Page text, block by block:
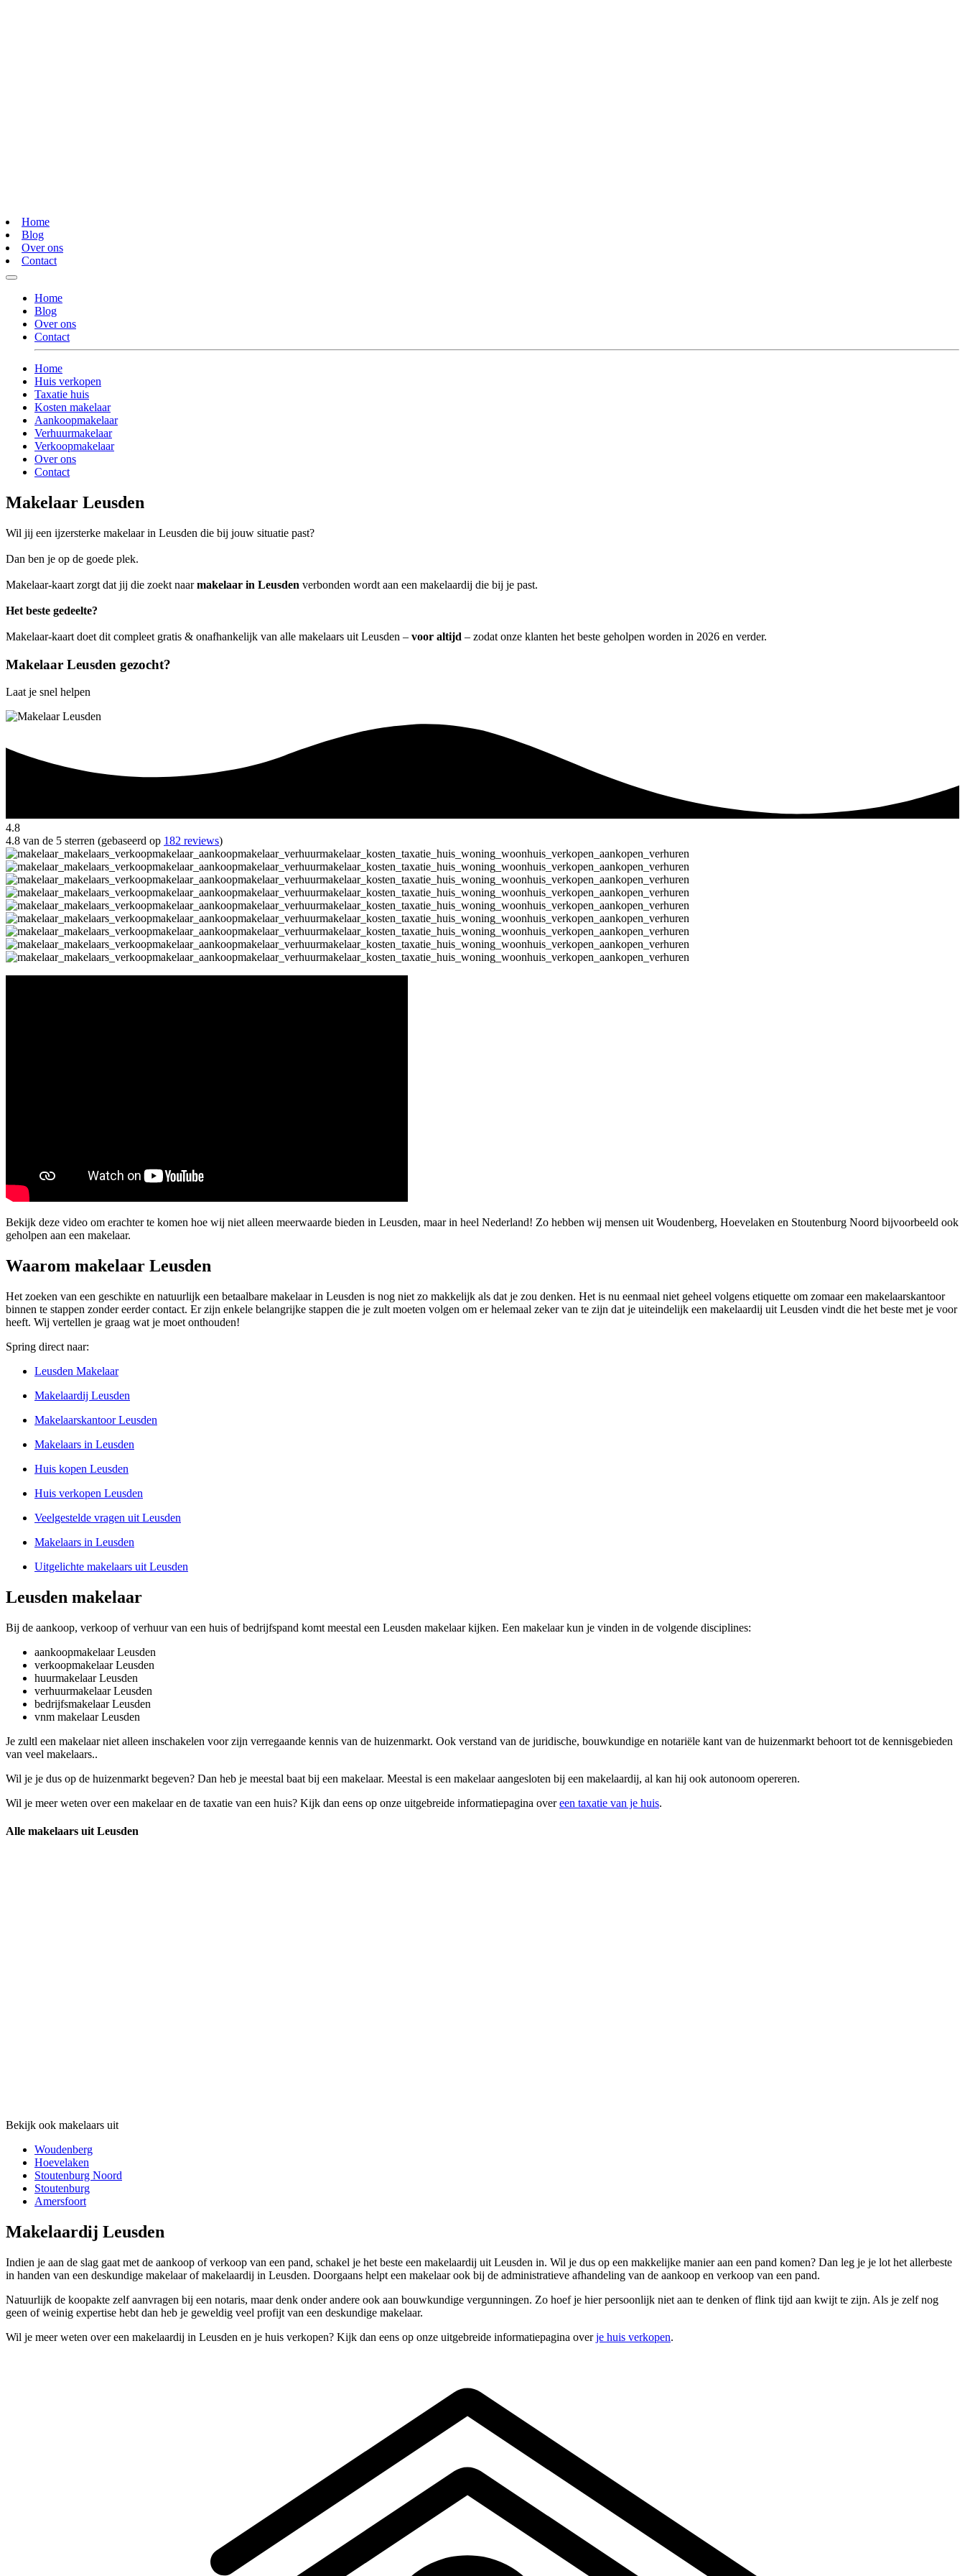
Home
Blog
Over ons
Contact
Home
Blog
Over ons
Contact
Home
Huis verkopen
Taxatie huis
Kosten makelaar
Aankoopmakelaar
Verhuurmakelaar
Verkoopmakelaar
Over ons
Contact
Makelaar Leusden
Wil jij een ijzersterke makelaar in Leusden die bij jouw situatie past?
Dan ben je op de goede plek.
Makelaar-kaart zorgt dat jij die zoekt naarmakelaar in Leusden verbonden wordt aan een makelaardij die bij je past.
Het beste gedeelte?
Makelaar-kaart doet dit compleet gratis & onafhankelijk van alle makelaars uit Leusden – voor altijd – zodat onze klanten het beste geholpen worden in 2026 en verder.
Makelaar Leusden gezocht?
Laat je snel helpen
4.8
4.8 van de 5 sterren (gebaseerd op 182 reviews)
Bekijk deze video om erachter te komen hoe wij niet alleen meerwaarde bieden in Leusden, maar in heel Nederland! Zo hebben wij mensen uit Woudenberg, Hoevelaken en Stoutenburg Noord bijvoorbeeld ook
geholpen aan een makelaar.
Waarom makelaar Leusden
Het zoeken van een geschikte en natuurlijk een betaalbare makelaar in Leusden is nog niet zo makkelijk als dat je zou denken. Het is nu eenmaal niet geheel volgens etiquette om zomaar een makelaarskantoor
binnen te stappen zonder eerder contact. Er zijn enkele belangrijke stappen die je zult moeten volgen om er helemaal zeker van te zijn dat je uiteindelijk een makelaardij uit Leusden vindt die het beste met je voor
heeft. Wij vertellen je graag wat je moet onthouden!
Spring direct naar:
Leusden Makelaar
Makelaardij Leusden
Makelaarskantoor Leusden
Makelaars in Leusden
Huis kopen Leusden
Huis verkopen Leusden
Veelgestelde vragen uit Leusden
Makelaars in Leusden
Uitgelichte makelaars uit Leusden
Leusden makelaar
Bij de aankoop, verkoop of verhuur van een huis of bedrijfspand komt meestal een Leusden makelaar kijken. Een makelaar kun je vinden in de volgende disciplines:
aankoopmakelaar Leusden
verkoopmakelaar Leusden
huurmakelaar Leusden
verhuurmakelaar Leusden
bedrijfsmakelaar Leusden
vnm makelaar Leusden
Je zultl een makelaar niet alleen inschakelen voor zijn verregaande kennis van de huizenmarkt. Ook verstand van de juridische, bouwkundige en notariële kant van de huizenmarkt behoort tot de kennisgebieden
van veel makelaars..
Wil je je dus op de huizenmarkt begeven? Dan heb je meestal baat bij een makelaar. Meestal is een makelaar aangesloten bij een makelaardij, al kan hij ook autonoom opereren.
Wil je meer weten over een makelaar en de taxatie van een huis? Kijk dan eens op onze uitgebreide informatiepagina overeen taxatie van je huis.
Alle makelaars uit Leusden
Bekijk ook makelaars uit
Woudenberg
Hoevelaken
Stoutenburg Noord
Stoutenburg
Amersfoort
Makelaardij Leusden
Indien je aan de slag gaat met de aankoop of verkoop van een pand, schakel je het beste een makelaardij uit Leusden in. Wil je dus op een makkelijke manier aan een pand komen? Dan leg je je lot het allerbeste
in handen van een deskundige makelaar of makelaardij in Leusden. Doorgaans helpt een makelaar ook bij de administratieve afhandeling van de aankoop en verkoop van een pand.
Natuurlijk de koopakte zelf aanvragen bij een notaris, maar denk onder andere ook aan bouwkundige vergunningen. Zo hoef je hier persoonlijk niet aan te denken of flink tijd aan kwijt te zijn. Als je zelf nog
geen of weinig expertise hebt dan heb je geweldig veel profijt van een deskundige makelaar.
Wil je meer weten over een makelaardij in Leusden en je huis verkopen? Kijk dan eens op onze uitgebreide informatiepagina overje huis verkopen.